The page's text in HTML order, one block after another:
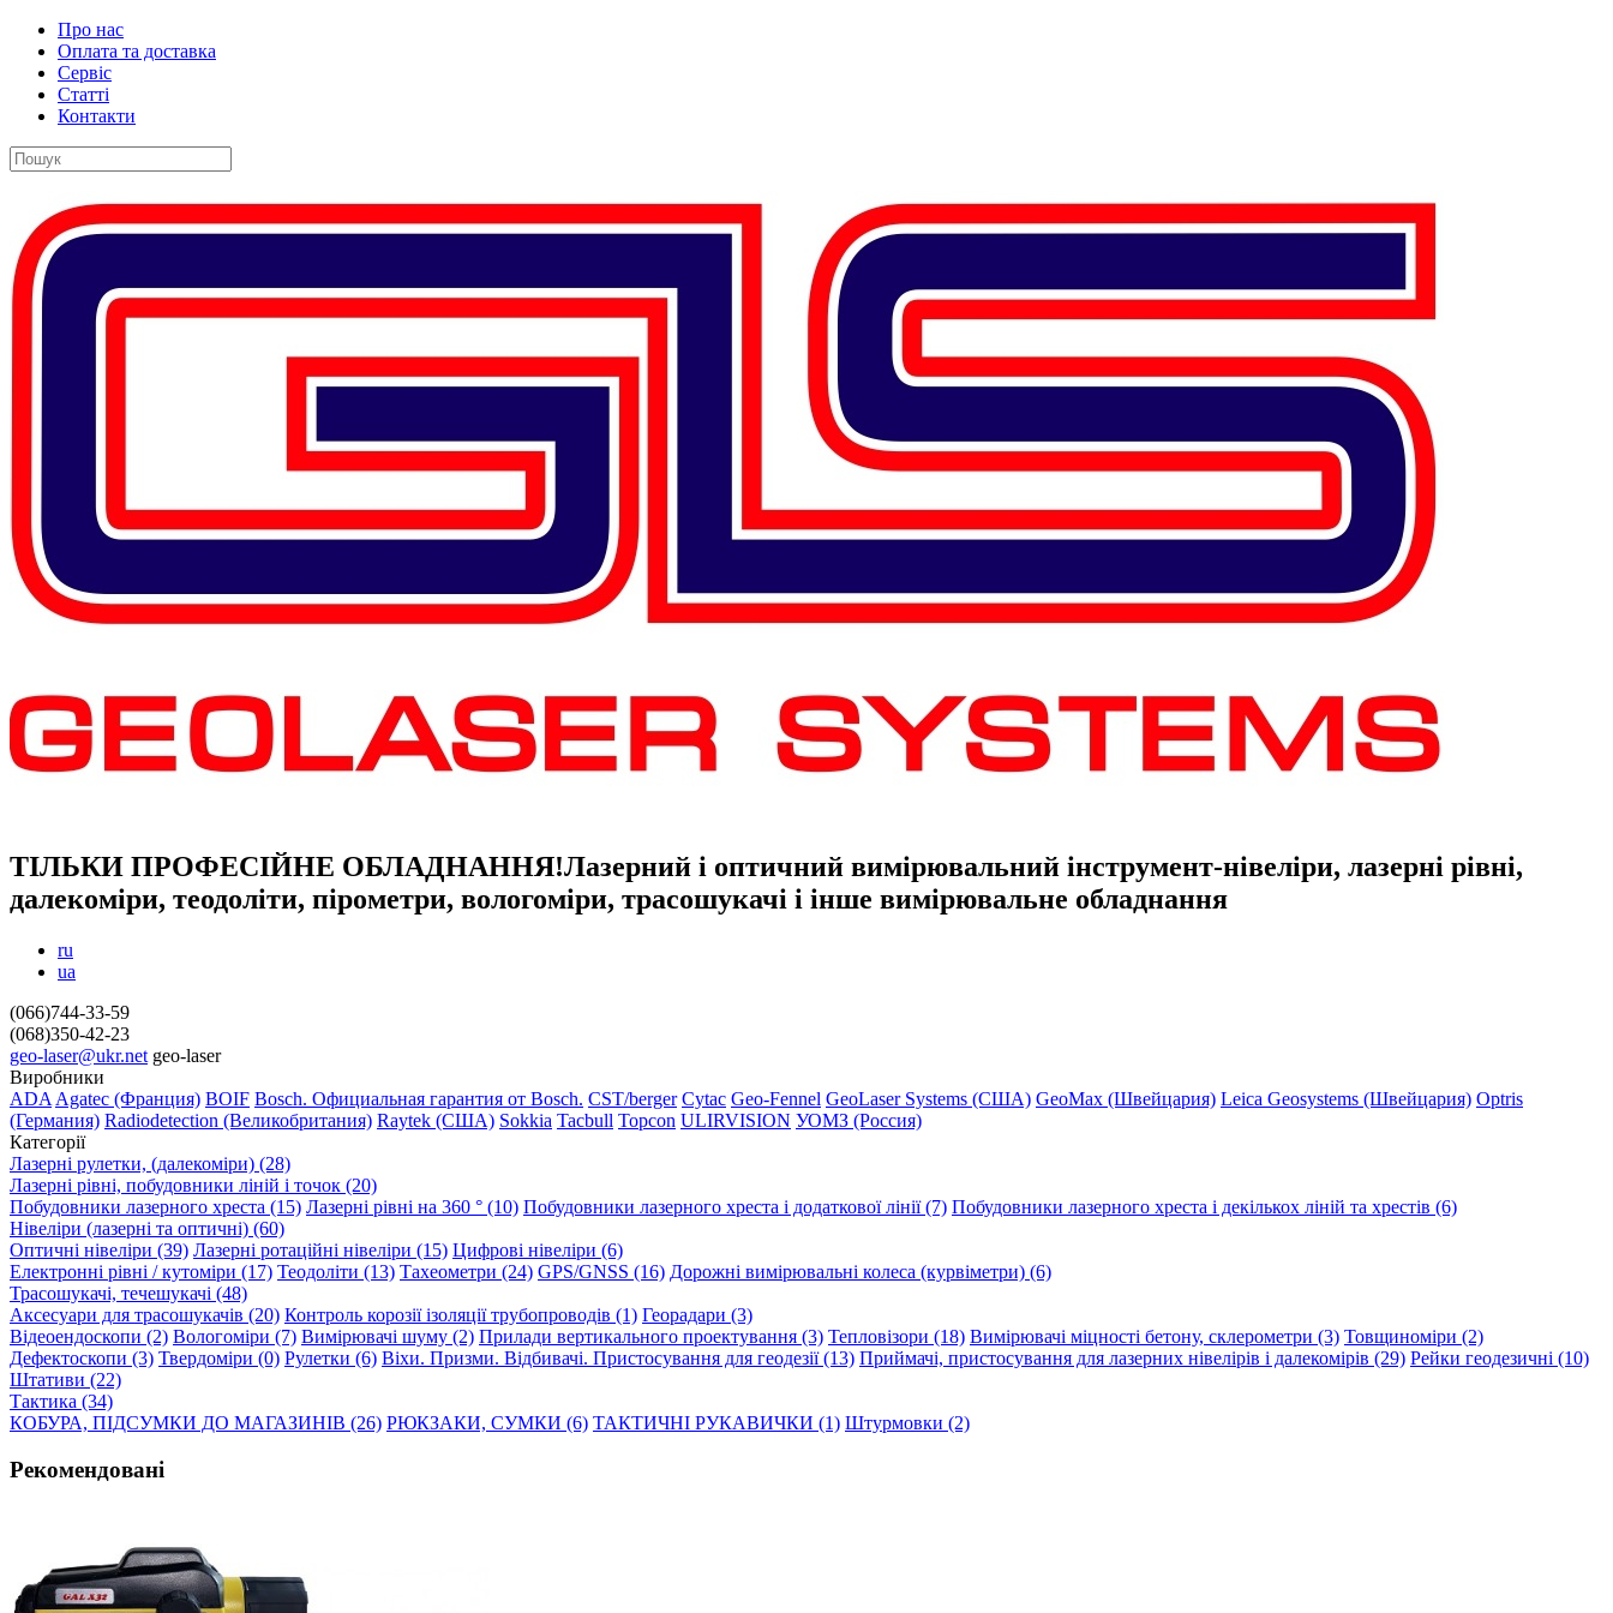
Про нас
Оплата та доставка
Сервіс
Статті
Контакти
ТІЛЬКИ ПРОФЕСІЙНЕ ОБЛАДНАННЯ!Лазерний і оптичний вимірювальний інструмент-нівеліри, лазерні рівні,
далекоміри, теодоліти, пірометри, вологоміри, трасошукачі і інше вимірювальне обладнання
ru
ua
(066)744-33-59
(068)350-42-23
geo-laser@ukr.net geo-laser
Виробники
ADA Agatec (Франция) BOIF Bosch. Официальная гарантия от Вosch. CST/berger Cytac Geo-Fennel GeoLaser Systems (CША) GeoMax (Швейцария) Leica Geosystems (Швейцария) Optris
(Германия) Radiodetection (Великобритания) Raytek (США) Sokkia Tacbull Topcon ULIRVISION УОМЗ (Россия)
Категорії
Лазерні рулетки, (далекоміри) (28)
Лазерні рівні, побудовники ліній і точок (20)
Побудовники лазерного хреста (15) Лазерні рівні на 360 ° (10) Побудовники лазерного хреста і додаткової лінії (7) Побудовники лазерного хреста і декількох ліній та хрестів (6)
Нівеліри (лазерні та оптичні) (60)
Оптичні нівеліри (39) Лазерні ротаційні нівеліри (15) Цифрові нівеліри (6)
Електронні рівні / кутоміри (17) Теодоліти (13) Тахеометри (24) GPS/GNSS (16) Дорожні вимірювальні колеса (курвіметри) (6)
Трасошукачі, течешукачі (48)
Аксесуари для трасошукачів (20) Контроль корозії ізоляції трубопроводів (1) Георадари (3)
Відеоендоскопи (2) Вологоміри (7) Вимірювачі шуму (2) Прилади вертикального проектування (3) Тепловізори (18) Вимірювачі міцності бетону, склерометри (3) Товщиноміри (2)
Дефектоскопи (3) Твердоміри (0) Рулетки (6) Віхи. Призми. Відбивачі. Пристосування для геодезії (13) Приймачі, пристосування для лазерних нівелірів і далекомірів (29) Рейки геодезичні (10)
Штативи (22)
Тактика (34)
КОБУРА, ПІДСУМКИ ДО МАГАЗИНІВ (26) РЮКЗАКИ, СУМКИ (6) ТАКТИЧНІ РУКАВИЧКИ (1) Штурмовки (2)
Рекомендовані